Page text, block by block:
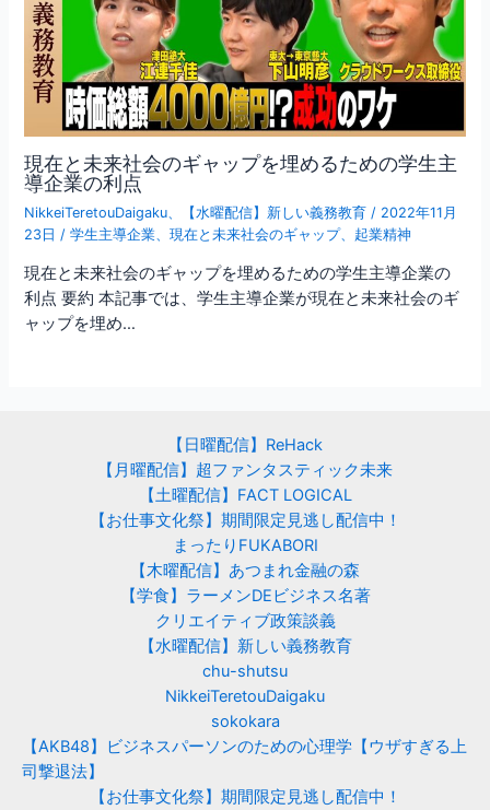
現在と未来社会のギャップを埋めるための学生主
導企業の利点
NikkeiTeretouDaigaku 【水曜配信】新しい義務教育 / 2022年11月
23日 /学生主導企業 、現在と未来社会のギャップ、 起業精神
現在と未来社会のギャップを埋めるための学生主導企業の
利点 要約 本記事では、学生主導企業が現在と未来社会のギ
ャップを埋め…
【日曜配信】ReHack
【月曜配信】超ファンタスティック未来
【土曜配信】FACT LOGICAL
【お仕事文化祭】期間限定見逃し配信中！
まったりFUKABORI
【木曜配信】あつまれ金融の森
【学食】ラーメンDEビジネス名著
クリエイティブ政策談義
【水曜配信】新しい義務教育
chu-shutsu
NikkeiTeretouDaigaku
sokokara
【AKB48】ビジネスパーソンのための心理学【ウザすぎる上
司撃退法】
【お仕事文化祭】期間限定見逃し配信中！